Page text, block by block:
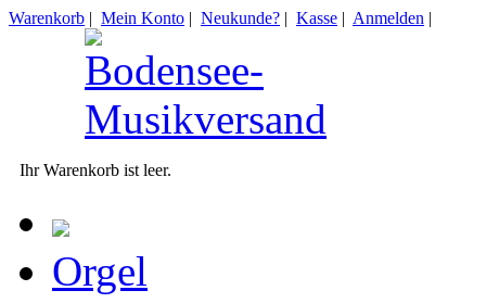
Warenkorb | Mein Konto | Neukunde? | Kasse | Anmelden |
Ihr Warenkorb ist leer.
Orgel